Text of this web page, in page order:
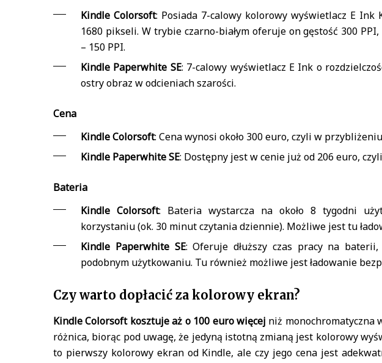
Kindle Colorsoft: Posiada 7-calowy kolorowy wyświetlacz E Ink
1680 pikseli. W trybie czarno-białym oferuje on gęstość 300
– 150 PPI.
Kindle Paperwhite SE: 7-calowy wyświetlacz E Ink o
ostry obraz w odcieniach szarości.
Cena
Kindle Colorsoft: Cena wynosi około 300 euro, czyli w
Kindle Paperwhite SE: Dostępny jest w cenie już od 206 euro,
Bateria
Kindle Colorsoft: Bateria wystarcza na około 8 tygodni
korzystaniu (ok. 30 minut czytania dziennie). Możliwe jest tu
Kindle Paperwhite SE: Oferuje dłuższy czas pracy na
podobnym użytkowaniu. Tu również możliwe jest ładowanie
Czy warto dopłacić za kolorowy ekran?
Kindle Colorsoft kosztuje aż o 100 euro więcej niż monochromatyczna
różnica, biorąc pod uwagę, że jedyną istotną zmianą jest kolorowy
to pierwszy kolorowy ekran od Kindle, ale czy jego cena jest